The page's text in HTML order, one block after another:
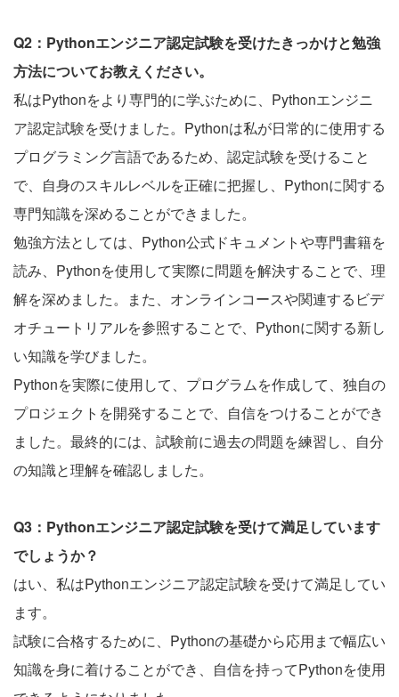
Q2：Pythonエンジニア認定試験を受けたきっかけと勉強
方法についてお教えください。
私はPythonをより専門的に学ぶために、Pythonエンジニ
ア認定試験を受けました。Pythonは私が日常的に使用する
プログラミング言語であるため、認定試験を受けること
で、自身のスキルレベルを正確に把握し、Pythonに関する
専門知識を深めることができました。
勉強方法としては、Python公式ドキュメントや専門書籍を
読み、Pythonを使用して実際に問題を解決することで、理
解を深めました。また、オンラインコースや関連するビデ
オチュートリアルを参照することで、Pythonに関する新し
い知識を学びました。
Pythonを実際に使用して、プログラムを作成して、独自の
プロジェクトを開発することで、自信をつけることができ
ました。最終的には、試験前に過去の問題を練習し、自分
の知識と理解を確認しました。
Q3：Pythonエンジニア認定試験を受けて満足しています
でしょうか？
はい、私はPythonエンジニア認定試験を受けて満足してい
ます。
試験に合格するために、Pythonの基礎から応用まで幅広い
知識を身に着けることができ、自信を持ってPythonを使用